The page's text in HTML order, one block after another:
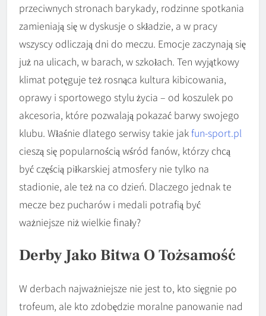
przeciwnych stronach barykady, rodzinne spotkania
zamieniają się w dyskusje o składzie, a w pracy
wszyscy odliczają dni do meczu. Emocje zaczynają się
już na ulicach, w barach, w szkołach. Ten wyjątkowy
klimat potęguje też rosnąca kultura kibicowania,
oprawy i sportowego stylu życia – od koszulek po
akcesoria, które pozwalają pokazać barwy swojego
klubu. Właśnie dlatego serwisy takie jakfun-sport.pl
cieszą się popularnością wśród fanów, którzy chcą
być częścią piłkarskiej atmosfery nie tylko na
stadionie, ale też na co dzień. Dlaczego jednak te
mecze bez pucharów i medali potrafią być
ważniejsze niż wielkie finały?
Derby Jako Bitwa O Tożsamość
W derbach najważniejsze nie jest to, kto sięgnie po
trofeum, ale kto zdobędzie moralne panowanie nad